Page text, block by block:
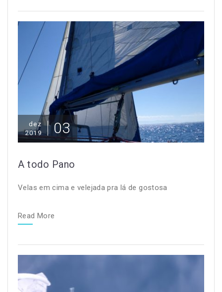
dez
2019
03
A todo Pano
Velas em cima e velejada pra lá de gostosa
Read More